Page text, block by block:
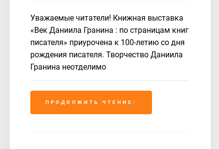
Уважаемые читатели! Книжная выставка
«Век Даниила Гранина : по страницам книг
писателя» приурочена к 100-летию со дня
рождения писателя. Творчество Даниила
Гранина неотделимо
ПРОДОЛЖИТЬ ЧТЕНИЕ